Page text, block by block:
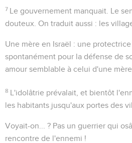
7 Le gouvernement manquait . Le
douteux. On traduit aussi : les
Une mère en Israël : une
spontanément pour la défense de
amour semblable à celui d'une
8 L'idolâtrie prévalait, et bientôt
les habitants jusqu'aux portes des
Voyait-on... ? Pas un guerrier qui
rencontre de l'ennemi !